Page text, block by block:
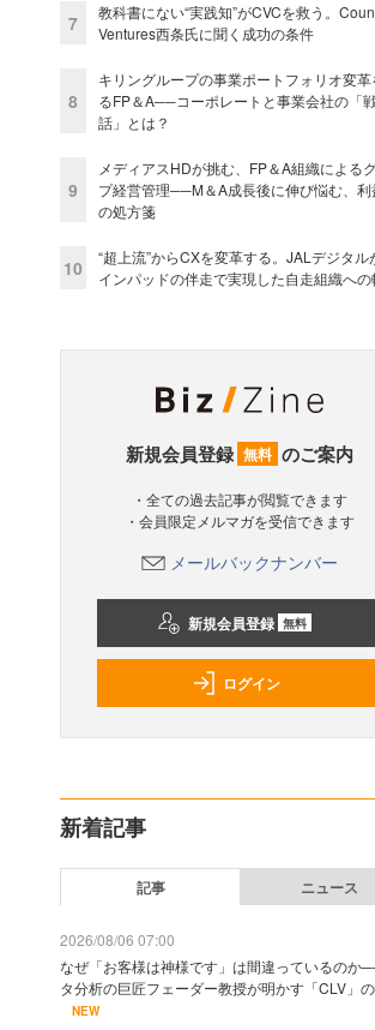
7
教科書にない“実践知”がCVCを救う。
Ventures西条氏に聞く成功の条件
8
キリングループの事業ポートフォリオ変革
るFP＆A──コーポレートと事業会社の「
話」とは？
9
メディアスHDが挑む、FP＆A組織による
プ経営管理──M＆A成長後に伸び悩む、利
の処方箋
10
“超上流”からCXを変革する。JALデジタル
インパッドの伴走で実現した自走組織へ
新規会員登録 無料 のご案内
・全ての過去記事が閲覧できます
・会員限定メルマガを受信できます
メールバックナンバー
新規会員登録 無料
ログイン
新着記事
記事 ニュース
2026/08/06 07:00
なぜ「お客様は神様です」は間違っているのか
タ分析の巨匠フェーダー教授が明かす「CLV」
NEW